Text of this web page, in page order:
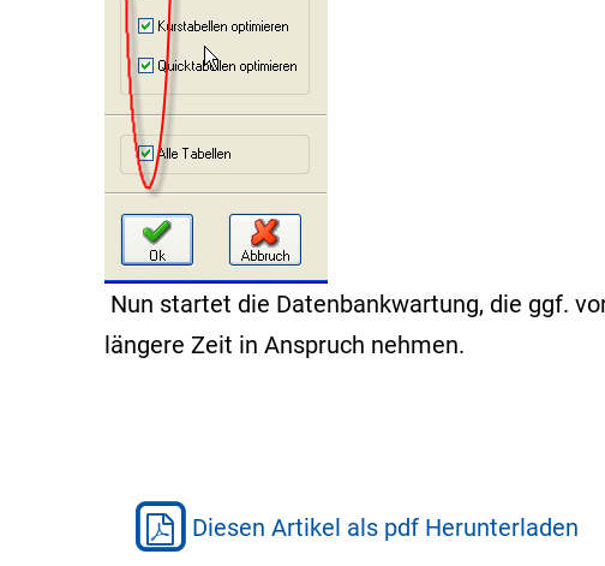
Nun startet die Datenbankwartung, die ggf.
längere Zeit in Anspruch nehmen.
Diesen Artikel als pdf Herunterladen